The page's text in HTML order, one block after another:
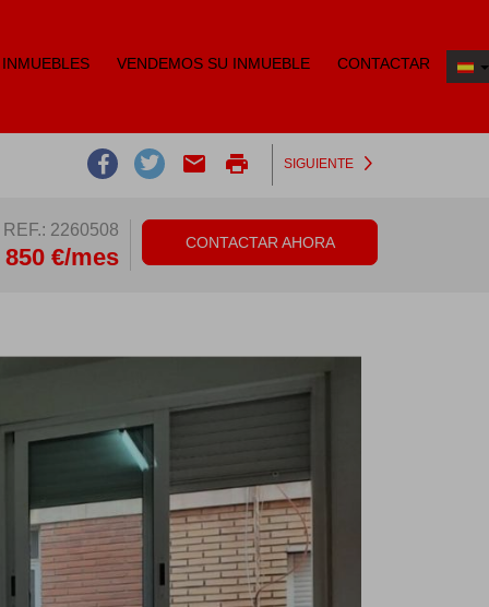
VENDEMOS SU INMUEBLE CONTACTAR
email print SIGUIENTE
REF.: 2260508
850 €/mes
CONTACTAR AHORA